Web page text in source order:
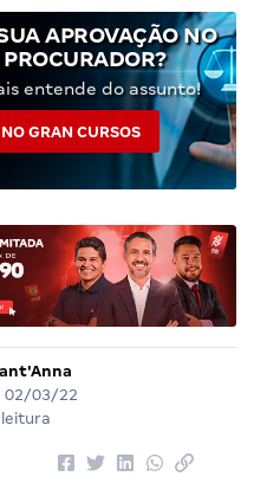
APROVAÇÃO NO
entende do assunto!
GRAN CURSOS
02/03/22
leitura